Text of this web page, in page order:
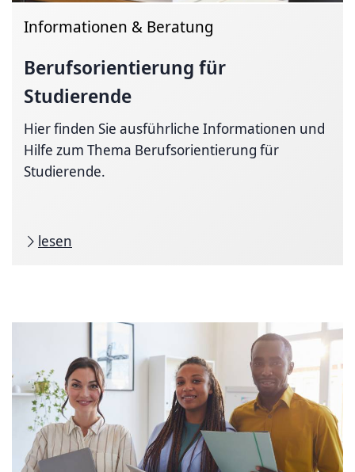
Informationen & Beratung
Berufsorientierung für
Studierende
Hier finden Sie ausführliche Informationen und
Hilfe zum Thema Berufsorientierung für
Studierende.
lesen